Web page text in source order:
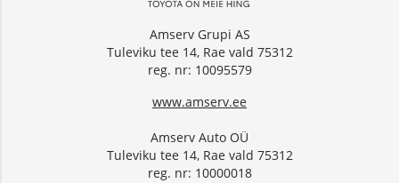
Amserv Grupi AS
Tuleviku tee 14, Rae vald 75312
reg. nr: 10095579
www.amserv.ee
Amserv Auto OÜ
Tuleviku tee 14, Rae vald 75312
reg. nr: 10000018